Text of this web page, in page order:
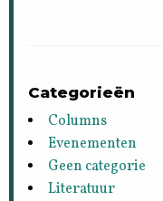
Categorieën
Columns
Evenementen
Geen categorie
Literatuur